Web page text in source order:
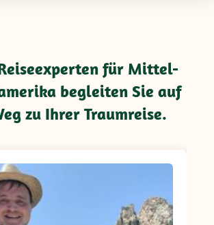
für Mittel-
begleiten Sie auf
zu Ihrer Traumreise.